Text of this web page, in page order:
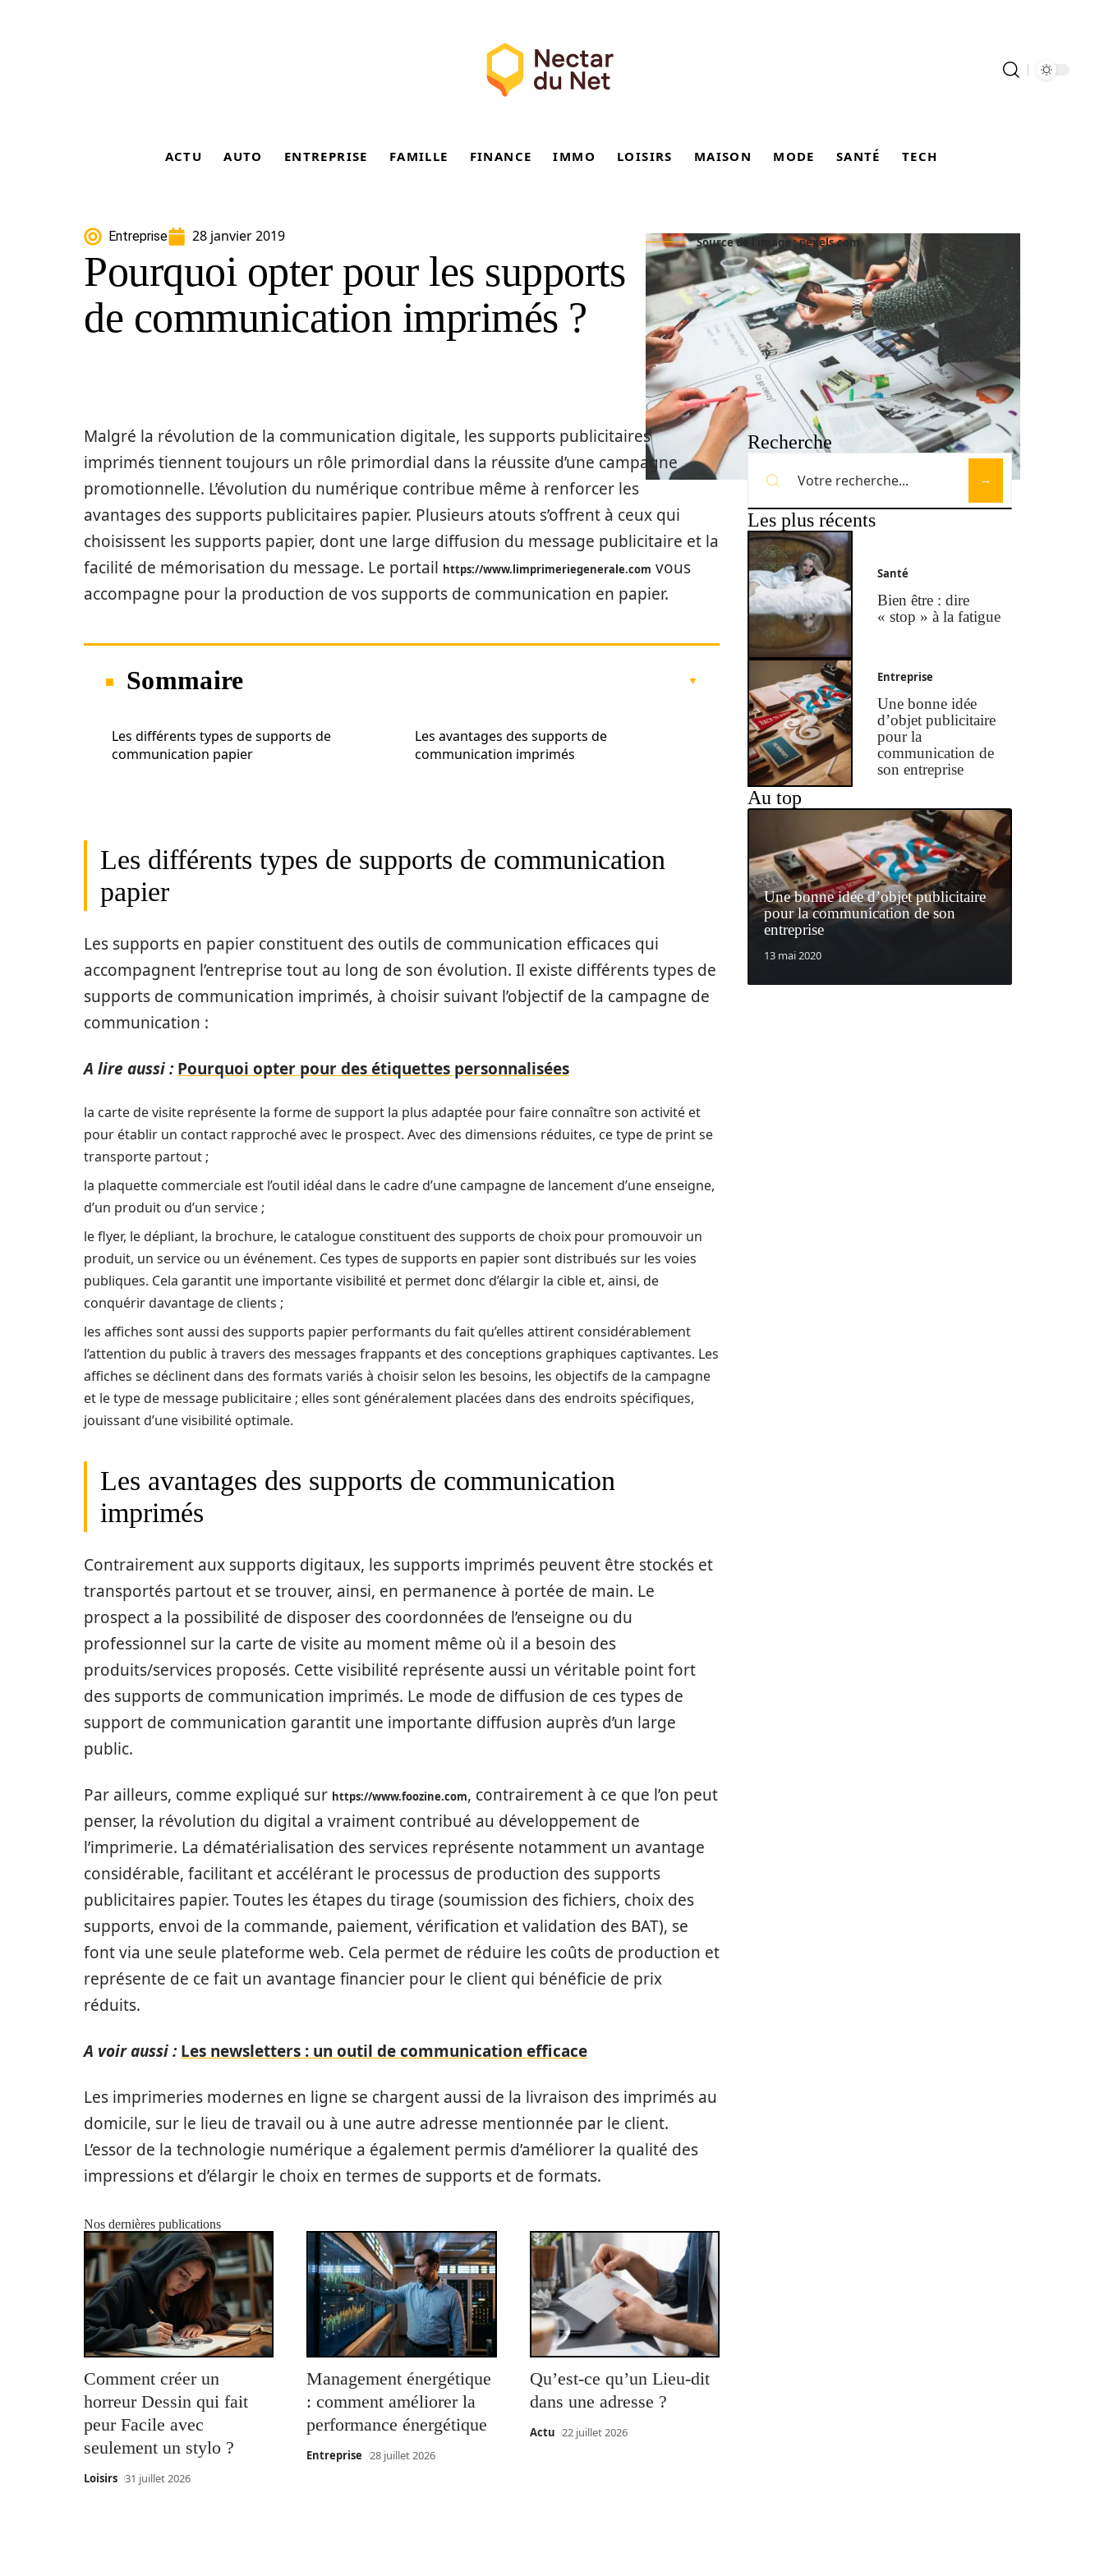
ACTU AUTO ENTREPRISE FAMILLE FINANCE IMMO LOISIRS MAISON MODE SANTÉ TECH
Entreprise 28 janvier 2019
Pourquoi opter pour les supports
de communication imprimés ?
Source de l'image : pexels.com
Malgré la révolution de la communication digitale, les supports publicitaires
imprimés tiennent toujours un rôle primordial dans la réussite d’une campagne
promotionnelle. L’évolution du numérique contribue même à renforcer les
avantages des supports publicitaires papier. Plusieurs atouts s’offrent à ceux qui
choisissent les supports papier, dont une large diffusion du message publicitaire et la
facilité de mémorisation du message. Le portail https://www.limprimeriegenerale.com vous
accompagne pour la production de vos supports de communication en papier.
Sommaire
Les différents types de supports de
communication papier
Les avantages des supports de
communication imprimés
Les différents types de supports de communication
papier
Les supports en papier constituent des outils de communication efficaces qui
accompagnent l’entreprise tout au long de son évolution. Il existe différents types de
supports de communication imprimés, à choisir suivant l’objectif de la campagne de
communication :
A lire aussi : Pourquoi opter pour des étiquettes personnalisées
la carte de visite représente la forme de support la plus adaptée pour faire connaître son activité et
pour établir un contact rapproché avec le prospect. Avec des dimensions réduites, ce type de print se
transporte partout ;
la plaquette commerciale est l’outil idéal dans le cadre d’une campagne de lancement d’une enseigne,
d’un produit ou d’un service ;
le flyer, le dépliant, la brochure, le catalogue constituent des supports de choix pour promouvoir un
produit, un service ou un événement. Ces types de supports en papier sont distribués sur les voies
publiques. Cela garantit une importante visibilité et permet donc d’élargir la cible et, ainsi, de
conquérir davantage de clients ;
les affiches sont aussi des supports papier performants du fait qu’elles attirent considérablement
l’attention du public à travers des messages frappants et des conceptions graphiques captivantes. Les
affiches se déclinent dans des formats variés à choisir selon les besoins, les objectifs de la campagne
et le type de message publicitaire ; elles sont généralement placées dans des endroits spécifiques,
jouissant d’une visibilité optimale.
Les avantages des supports de communication
imprimés
Contrairement aux supports digitaux, les supports imprimés peuvent être stockés et
transportés partout et se trouver, ainsi, en permanence à portée de main. Le
prospect a la possibilité de disposer des coordonnées de l’enseigne ou du
professionnel sur la carte de visite au moment même où il a besoin des
produits/services proposés. Cette visibilité représente aussi un véritable point fort
des supports de communication imprimés. Le mode de diffusion de ces types de
support de communication garantit une importante diffusion auprès d’un large
public.
Par ailleurs, comme expliqué sur https://www.foozine.com, contrairement à ce que l’on peut
penser, la révolution du digital a vraiment contribué au développement de
l’imprimerie. La dématérialisation des services représente notamment un avantage
considérable, facilitant et accélérant le processus de production des supports
publicitaires papier. Toutes les étapes du tirage (soumission des fichiers, choix des
supports, envoi de la commande, paiement, vérification et validation des BAT), se
font via une seule plateforme web. Cela permet de réduire les coûts de production et
représente de ce fait un avantage financier pour le client qui bénéficie de prix
réduits.
A voir aussi : Les newsletters : un outil de communication efficace
Les imprimeries modernes en ligne se chargent aussi de la livraison des imprimés au
domicile, sur le lieu de travail ou à une autre adresse mentionnée par le client.
L’essor de la technologie numérique a également permis d’améliorer la qualité des
impressions et d’élargir le choix en termes de supports et de formats.
Nos dernières publications
Comment créer un
horreur Dessin qui fait
peur Facile avec
seulement un stylo ?
Loisirs 31 juillet 2026
Management énergétique
: comment améliorer la
performance énergétique
Entreprise 28 juillet 2026
Qu’est-ce qu’un Lieu-dit
dans une adresse ?
Actu 22 juillet 2026
Recherche
Les plus récents
Santé
Bien être : dire
« stop » à la fatigue
Entreprise
Une bonne idée
d’objet publicitaire
pour la
communication de
son entreprise
Au top
Une bonne idée d’objet publicitaire
pour la communication de son
entreprise
13 mai 2020